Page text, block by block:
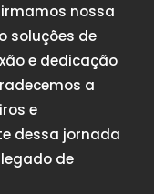
nossa
soluções de
e dedicação
a
e
dessa jornada
de